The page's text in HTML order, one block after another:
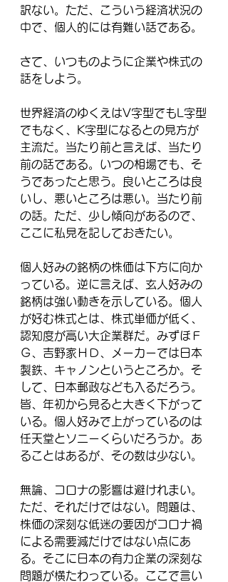
訳ない。ただ、こういう経済状況の
中で、個人的には有難い話である。
さて、いつものように企業や株式の
話をしよう。
世界経済のゆくえはV字型でもL字型
でもなく、K字型になるとの見方が
主流だ。当たり前と言えば、当たり
前の話である。いつの相場でも、そ
うであったと思う。良いところは良
いし、悪いところは悪い。当たり前
の話。ただ、少し傾向があるので、
ここに私見を記しておきたい。
個人好みの銘柄の株価は下方に向か
っている。逆に言えば、玄人好みの
銘柄は強い動きを示している。個人
が好む株式とは、株式単価が低く、
認知度が高い大企業群だ。みずほＦ
Ｇ、吉野家ＨＤ、メーカーでは日本
製鉄、キャノンというところか。そ
して、日本郵政なども入るだろう。
皆、年初から見ると大きく下がって
いる。個人好みで上がっているのは
任天堂とソニーくらいだろうか。あ
ることはあるが、その数は少ない。
無論、コロナの影響は避けれまい。
ただ、それだけではない。問題は、
株価の深刻な低迷の要因がコロナ禍
による需要減だけではない点にあ
る。そこに日本の有力企業の深刻な
問題が横たわっている。ここで言い